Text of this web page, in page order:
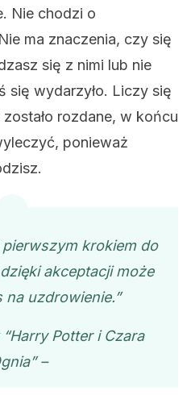
Nie chodzi o
ma znaczenia, czy się
się z nimi lub nie
się wydarzyło. Liczy się
rozdane, w końcu
ponieważ
pierwszym krokiem do
akceptacji może
na uzdrowienie.”
Potter i Czara
–